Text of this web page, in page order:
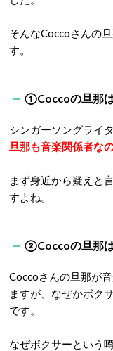
そんなCoccoさんの
す。
①Coccoの旦那
シンガーソングライ
旦那も音楽関係者な
まず身近から疑えと
すよね。
②Coccoの旦那
Coccoさんの旦那が
ますが、なぜかボク
です。
なぜボクサーという